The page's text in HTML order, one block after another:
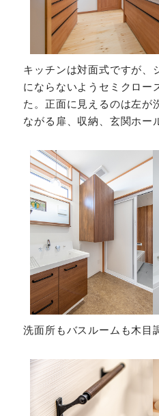
キッチンは対面式ですが、
にならないようセミクロー
た。正面に見えるのは左が
ながる扉、収納、玄関ホー
洗面所もバスルームも木目